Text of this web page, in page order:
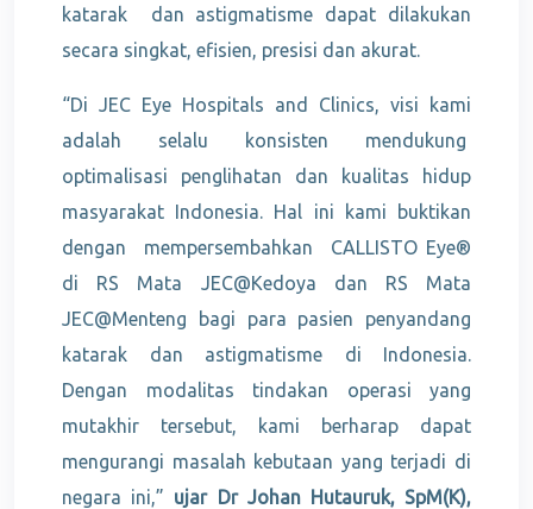
katarak dan astigmatisme dapat dilakukan
secara singkat, efisien, presisi dan akurat.
“Di JEC Eye Hospitals and Clinics, visi kami
adalah selalu konsisten mendukung
optimalisasi penglihatan dan kualitas hidup
masyarakat Indonesia. Hal ini kami buktikan
dengan mempersembahkan CALLISTO Eye®
di RS Mata JEC@Kedoya dan RS Mata
JEC@Menteng bagi para pasien penyandang
katarak dan astigmatisme di Indonesia.
Dengan modalitas tindakan operasi yang
mutakhir tersebut, kami berharap dapat
mengurangi masalah kebutaan yang terjadi di
negara ini,” ujar Dr Johan Hutauruk, SpM(K),